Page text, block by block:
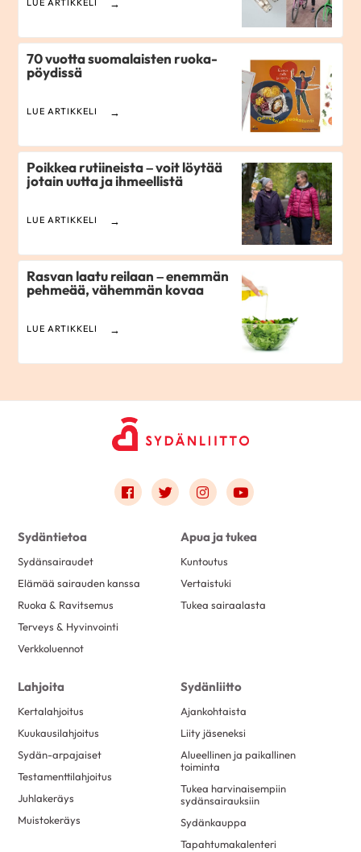
LUE ARTIKKELI
70 vuotta suomalaisten ruoka­
pöydissä
LUE ARTIKKELI
Poikkea rutiineista – voit löytää
jotain uutta ja ihmeellistä
LUE ARTIKKELI
Rasvan laatu reilaan – enemmän
pehmeää, vähemmän kovaa
LUE ARTIKKELI
Link to facebook
Link to twitter
Link to instagram
Link to youtube
Sydäntietoa
Sydänsairaudet
Elämää sairauden kanssa
Ruoka & Ravitsemus
Terveys & Hyvinvointi
Verkkoluennot
Apua ja tukea
Kuntoutus
Vertaistuki
Tukea sairaalasta
Lahjoita
Kertalahjoitus
Kuukausilahjoitus
Sydän-arpajaiset
Testamenttilahjoitus
Juhlakeräys
Muistokeräys
Sydänliitto
Ajankohtaista
Liity jäseneksi
Alueellinen ja paikallinen
toiminta
Tukea harvinaisempiin
sydänsairauksiin
Sydänkauppa
Tapahtumakalenteri